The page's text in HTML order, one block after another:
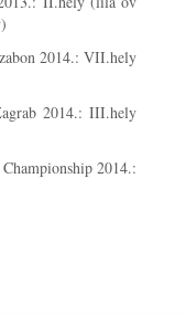
2014.: VII.hely
2014.: III.hely
2014.: